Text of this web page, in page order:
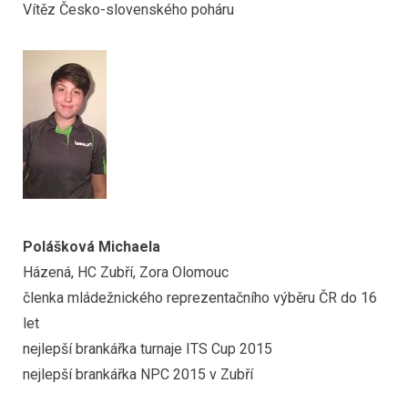
Vítěz Česko-slovenského poháru
Polášková Michaela
Házená, HC Zubří, Zora Olomouc
členka mládežnického reprezentačního výběru ČR do 16
let
nejlepší brankářka turnaje ITS Cup 2015
nejlepší brankářka NPC 2015 v Zubří